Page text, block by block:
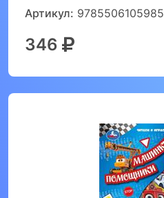
Артикул: 9785506105985
346